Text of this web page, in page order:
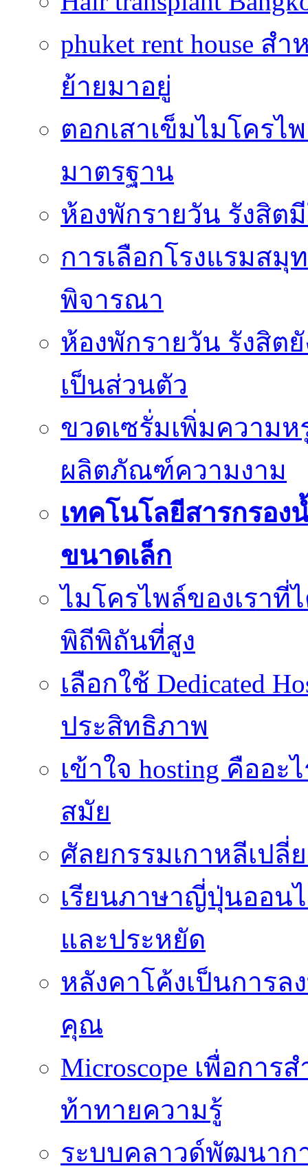
phuket rent house
ย้ายมาอยู่
ตอกเสาเข็มไมโคร
มาตรฐาน
ห้องพักรายวัน รังสิต
การเลือกโรงแรมสมุ
พิจารณา
ห้องพักรายวัน รังสิต
เป็นส่วนตัว
ขวดเซรั่มเพิ่มความ
ผลิตภัณฑ์ความงาม
เทคโนโลยีสารกรอ
ขนาดเล็ก
ไมโครไพล์ของเรา
พิถีพิถันที่สูง
เลือกใช้ Dedicated
ประสิทธิภาพ
เข้าใจ hosting คืออ
สมัย
ศัลยกรรมเกาหลีเปลี่
เรียนภาษาญี่ปุ่นออน
และประหยัด
หลังคาโค้งเป็นการ
คุณ
Microscope เพื่อกา
ท้าทายความรู้
ระบบคลาวด์พัฒนาก